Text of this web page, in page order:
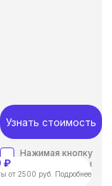
Узнать стоимость
Нажимая кнопку
“отправить”, вы
соглашаетесь с
₽
от 2500 руб. Подробнее